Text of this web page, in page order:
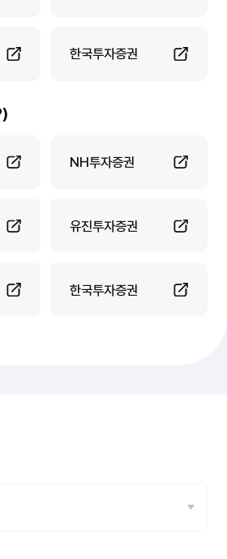
한국투자증권
NH투자증권
유진투자증권
한국투자증권